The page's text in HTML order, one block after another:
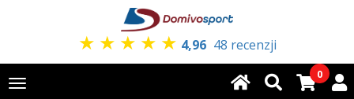
★ ★ ★ ★ ★ 4,96 48 recenzji
Toggle
0